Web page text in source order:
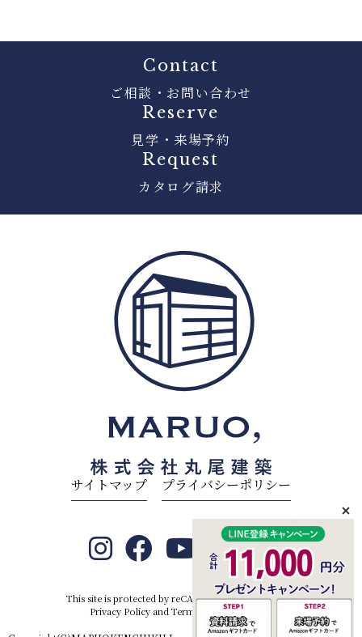
Contact
ご相談・お問い合わせ
Reserve
見学・来場予約
Request
カタログ請求
サイトマップ プライバシーポリシー
This site is protected by reCAPTCHA and the Google
Privacy PolicyandTerms of Service